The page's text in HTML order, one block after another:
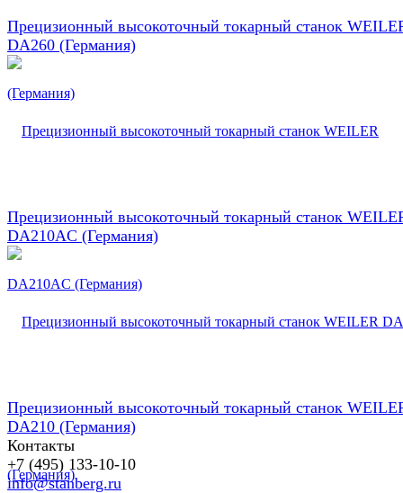
Прецизионный высокоточный токарный станок
DA260 (Германия)
Прецизионный высокоточный токарный станок
DA210AC (Германия)
Прецизионный высокоточный токарный станок
DA210 (Германия)
Контакты
+7 (495) 133-10-10
info@stanberg.ru